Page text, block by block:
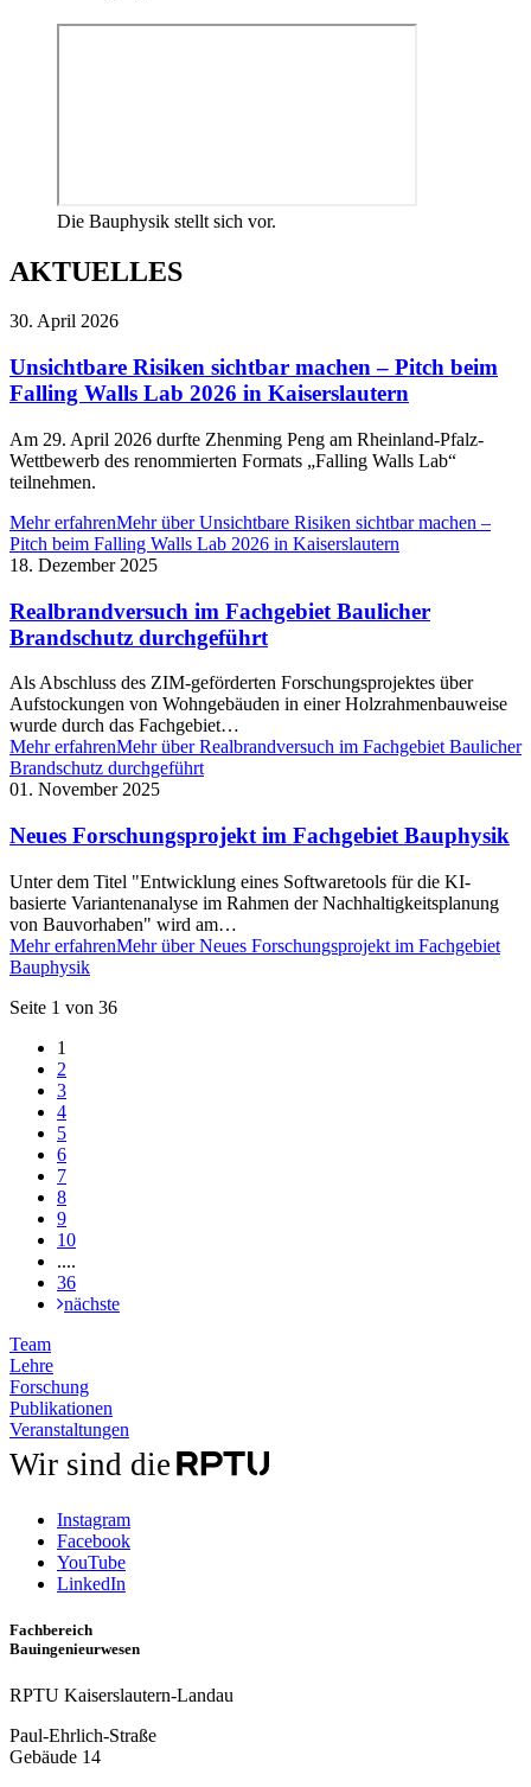
Die Bauphysik stellt sich vor.
AKTUELLES
30. April 2026
Unsichtbare Risiken sichtbar machen – Pitch beim
Falling Walls Lab 2026 in Kaiserslautern
Am 29. April 2026 durfte Zhenming Peng am Rheinland-Pfalz-
Wettbewerb des renommierten Formats „Falling Walls Lab“
teilnehmen.
Mehr erfahrenMehr über Unsichtbare Risiken sichtbar machen –
Pitch beim Falling Walls Lab 2026 in Kaiserslautern
18. Dezember 2025
Realbrandversuch im Fachgebiet Baulicher
Brandschutz durchgeführt
Als Abschluss des ZIM-geförderten Forschungsprojektes über
Aufstockungen von Wohngebäuden in einer Holzrahmenbauweise
wurde durch das Fachgebiet…
Mehr erfahrenMehr über Realbrandversuch im Fachgebiet Baulicher
Brandschutz durchgeführt
01. November 2025
Neues Forschungsprojekt im Fachgebiet Bauphysik
Unter dem Titel "Entwicklung eines Softwaretools für die KI-
basierte Variantenanalyse im Rahmen der Nachhaltigkeitsplanung
von Bauvorhaben" wird am…
Mehr erfahrenMehr über Neues Forschungsprojekt im Fachgebiet
Bauphysik
Seite 1 von 36
1
2
3
4
5
6
7
8
9
10
....
36
nächste
Team
Lehre
Forschung
Publikationen
Veranstaltungen
Wir sind die
Instagram
Facebook
YouTube
LinkedIn
Fachbereich
Bauingenieurwesen
RPTU Kaiserslautern-Landau
Paul-Ehrlich-Straße
Gebäude 14